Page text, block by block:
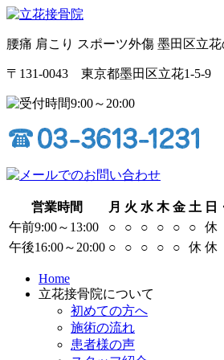
腰痛 肩こり スポーツ外傷 墨田区立
〒131-0043 東京都墨田区立花1-5-9
営業時間 月 火 水 木 金 土 日
午前9:00～13:00
○ ○ ○ ○ ○ ○
休
午後16:00～20:00 ○ ○ ○ ○ ○ 休 休
Home
立花接骨院について
初めての方へ
施術の流れ
患者様の声